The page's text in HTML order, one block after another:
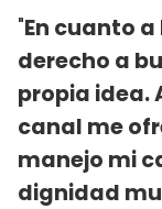
"En cuanto
derecho a
propia idea.
canal me
manejo mi
dignidad